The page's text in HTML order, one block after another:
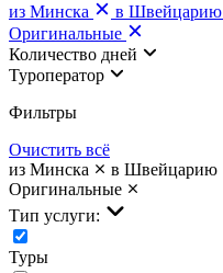
из Минска
в Швейцарию
Оригинальные
Количество дней
Туроператор
Фильтры
Очистить всё
из Минска
в Швейцарию
Оригинальные
Тип услуги:
Туры